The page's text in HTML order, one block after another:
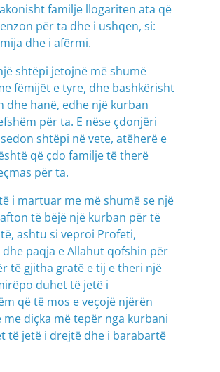
familje llogariten ata që
për ta dhe i ushqen, si:
dhe i afërmi.
shtëpi jetojnë më shumë
fëmijët e tyre, dhe bashkërisht
dhe hanë, edhe një kurban
për ta. E nëse çdonjëri
shtëpi në vete, atëherë e
që çdo familje të therë
për ta.
i martuar me më shumë se një
të bëjë një kurban për të
ashtu si veproi Profeti,
paqja e Allahut qofshin për
të gjitha gratë e tij e theri një
duhet të jetë i
që të mos e veçojë njërën
me diçka më tepër nga kurbani
të jetë i drejtë dhe i barabartë